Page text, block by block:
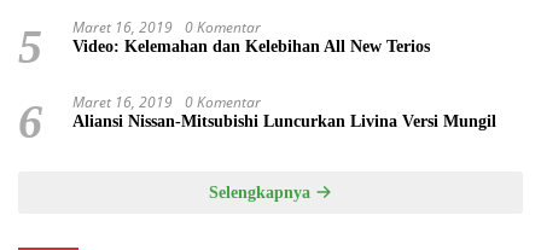
5 Maret 16, 2019 0 Komentar
Video: Kelemahan dan Kelebihan All New Terios
6 Maret 16, 2019 0 Komentar
Aliansi Nissan-Mitsubishi Luncurkan Livina Versi Mungil
Selengkapnya